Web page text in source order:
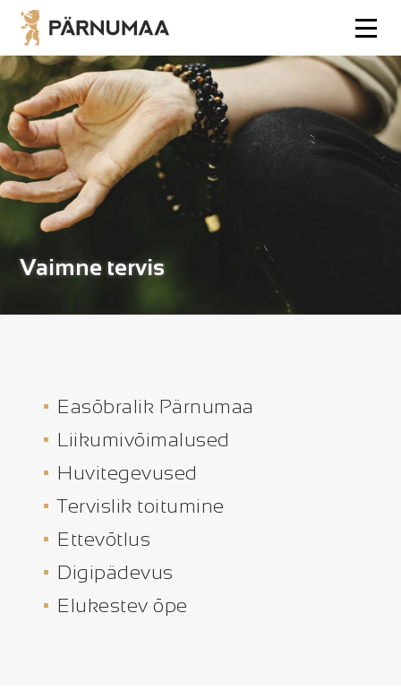
Vaimne tervis
Easõbralik Pärnumaa
Liikumivõimalused
Huvitegevused
Tervislik toitumine
Ettevõtlus
Digipädevus
Elukestev õpe